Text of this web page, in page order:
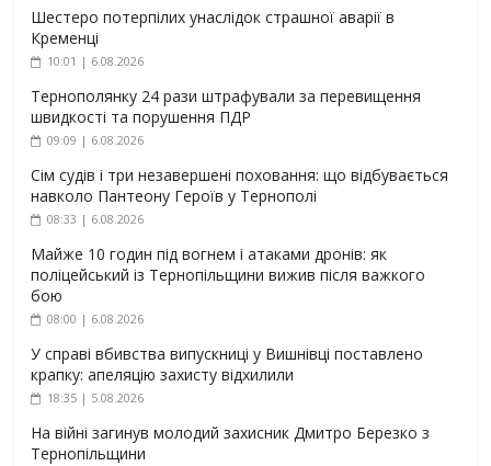
Шестеро потерпілих унаслідок страшної аварії в
Кременці
10:01 | 6.08.2026
Тернополянку 24 рази штрафували за перевищення
швидкості та порушення ПДР
09:09 | 6.08.2026
Сім судів і три незавершені поховання: що відбувається
навколо Пантеону Героїв у Тернополі
08:33 | 6.08.2026
Майже 10 годин під вогнем і атаками дронів: як
поліцейський із Тернопільщини вижив після важкого
бою
08:00 | 6.08.2026
У справі вбивства випускниці у Вишнівці поставлено
крапку: апеляцію захисту відхилили
18:35 | 5.08.2026
На війні загинув молодий захисник Дмитро Березко з
Тернопільщини